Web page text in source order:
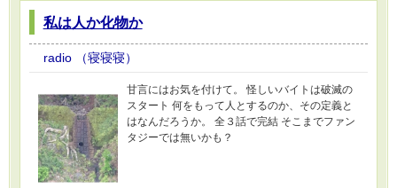
私は人か化物か
radio （寝寝寝）
甘言にはお気を付けて。 怪しいバイトは破滅の
スタート 何をもって人とするのか、その定義と
はなんだろうか。 全３話で完結 そこまでファン
タジーでは無いかも？